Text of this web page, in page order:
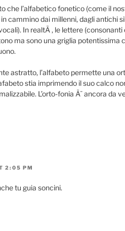
che l’alfabetico fonetico (come il
in cammino dai millenni, dagli antichi
In realtÃ , le lettere (consonanti
ma sono una griglia potentissima
astratto, l’alfabeto permette una
stia imprimendo il suo calco
L’orto-fonia Ã¨ ancora da
2:05 PM
tu guia soncini.